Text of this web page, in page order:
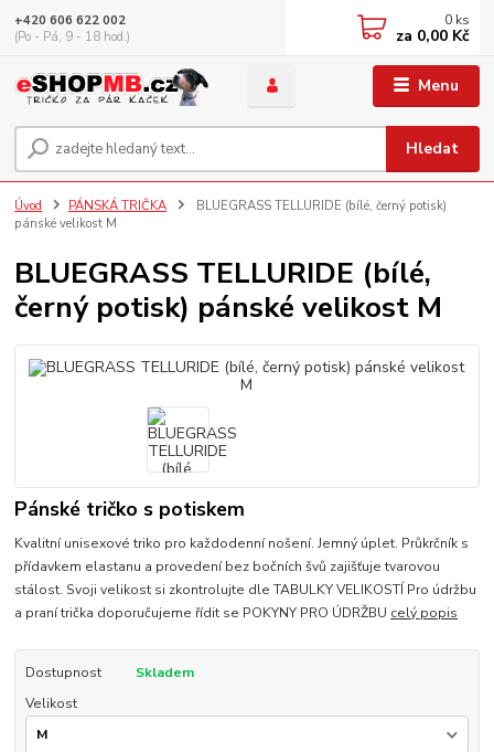
Menu
Hledat
+420 606 622 002
(Po - Pá, 9 - 18 hod.)
0 ks
za 0,00 Kč
Úvod PÁNSKÁ TRIČKA
BLUEGRASS TELLURIDE (bílé, černý potisk)
pánské velikost M
BLUEGRASS TELLURIDE (bílé,
černý potisk) pánské velikost M
Pánské tričko s potiskem
Kvalitní unisexové triko pro každodenní nošení. Jemný úplet. Průkrčník s
přídavkem elastanu a provedení bez bočních švů zajišťuje tvarovou
stálost. Svoji velikost si zkontrolujte dle TABULKY VELIKOSTÍ Pro údržbu
a praní trička doporučujeme řídit se POKYNY PRO ÚDRŽBU celý popis
Dostupnost
Skladem
Velikost